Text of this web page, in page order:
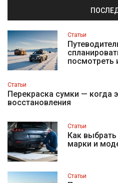
Статьи
посмотреть
Статьи
Перекраска сумки — когда
восстановления
Статьи
Как
марки и
Статьи